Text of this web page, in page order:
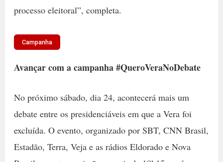
processo eleitoral”, completa.
Campanha
Avançar com a campanha #QueroVeraNoDebate
No próximo sábado, dia 24, acontecerá mais um
debate entre os presidenciáveis em que a Vera foi
excluída. O evento, organizado por SBT, CNN Brasil,
Estadão, Terra, Veja e as rádios Eldorado e Nova